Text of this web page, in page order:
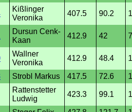
Kißlinger
Veronika
407.5 90.2
Dursun Cenk-
Kaan
412.9 42
Wallner
Veronika
412.9 48.4
Strobl Markus 417.5 72.6
Rattenstetter
Ludwig
423.3 99.1